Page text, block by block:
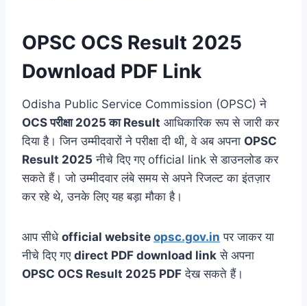
OPSC OCS Result 2025
Download PDF Link
Odisha Public Service Commission (OPSC) ने
OCS परीक्षा 2025 का Result आधिकारिक रूप से जारी कर
दिया है। जिन उम्मीदवारों ने परीक्षा दी थी, वे अब अपना OPSC
Result 2025 नीचे दिए गए official link से डाउनलोड कर
सकते हैं। जो उम्मीदवार लंबे समय से अपने रिजल्ट का इंतज़ार
कर रहे थे, उनके लिए यह बड़ा मौका है।
आप सीधे official website opsc.gov.in पर जाकर या
नीचे दिए गए direct PDF download link से अपना
OPSC OCS Result 2025 PDF देख सकते हैं।